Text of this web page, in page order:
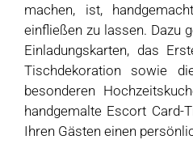
machen, ist,
einfließen zu lassen. Dazu
Einladungskarten, das
Tischdekoration sowie
besonderen
handgemalte Escort Card-
Ihren Gästen einen